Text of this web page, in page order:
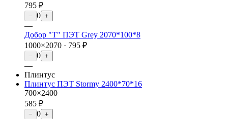
795 ₽
− 0 +
—
Добор "Т" ПЭТ Grey 2070*100*8
1000×2070 · 795 ₽
− 0 +
—
Плинтус
Плинтус ПЭТ Stormy 2400*70*16
700×2400
585 ₽
− 0 +